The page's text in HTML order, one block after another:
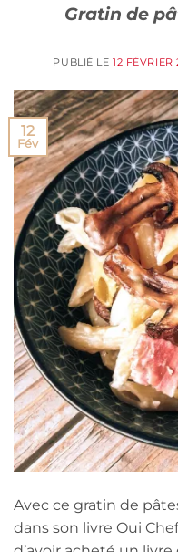
Gratin de
PUBLIÉ LE12 FÉVRIER
12
Fév
Avec ce gratin de
dans son livre Oui